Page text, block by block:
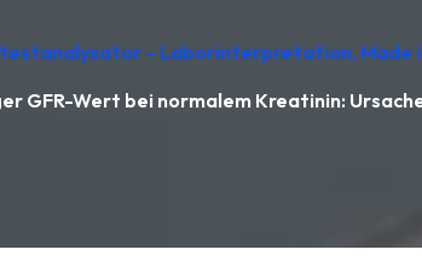
– Laborinterpretation, Made
GFR-Wert bei normalem Kreatinin: